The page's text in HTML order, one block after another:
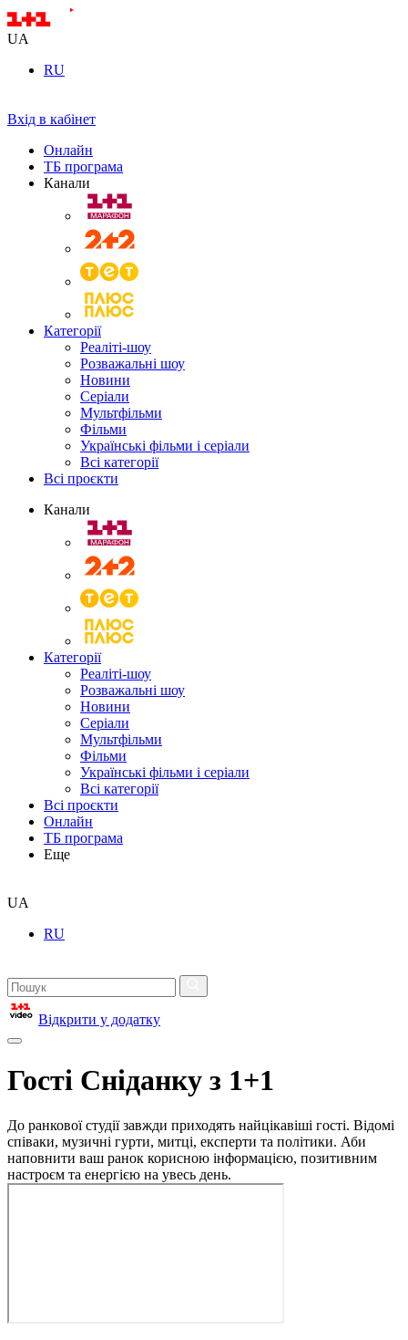
UA
RU
Вхід в кабінет
Онлайн
ТБ програма
Канали
Категорії
Реаліті-шоу
Розважальні шоу
Новини
Серіали
Мультфільми
Фільми
Українські фільми і серіали
Всі категорії
Всі проєкти
Канали
Категорії
Реаліті-шоу
Розважальні шоу
Новини
Серіали
Мультфільми
Фільми
Українські фільми і серіали
Всі категорії
Всі проєкти
Онлайн
ТБ програма
Еще
UA
RU
Відкрити у додатку
Гості Сніданку з 1+1
До ранкової студії завжди приходять найцікавіші гості. Відомі
співаки, музичні гурти, митці, експерти та політики. Аби
наповнити ваш ранок корисною інформацією, позитивним
настроєм та енергією на увесь день.